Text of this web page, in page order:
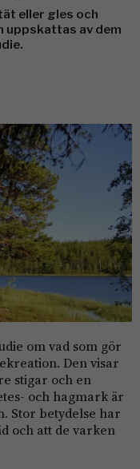
eller gles och
uppskattas av dem
om vad som gör
Den visar
stigar och en
och hagmark är
Stor betydelse har
och att de varken